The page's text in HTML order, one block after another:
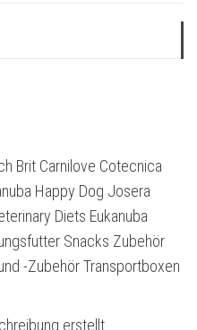
Brit Carnilove Cotecnica
Happy Dog Josera
Diets Eukanuba
Snacks Zubehör
-Zubehör Transportboxen
erstellt